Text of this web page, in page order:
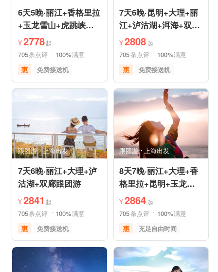
6天5晚·丽江+香格里拉
+玉龙雪山+虎跳峡半
自助游
¥2778起
705条点评 100%满意
惠
免费接送机
休闲游
世界遗产
雪山之旅
美食享受
摄影之旅
跟团游 上海出发
7天6晚·丽江+大理+泸
沽湖+双廊跟团游
¥2841 起
705条点评 100%满意
惠
免费接送机
品质游
世界遗产
美食享受
摄影之旅
自然山水
7天6晚·昆明+大理+丽
江+泸沽湖+洱海+双廊
+圣托里尼跟团游
¥2808 起
705条点评 100%满意
惠
免费接送机
品质游
世界遗产
美食享受
自然山水
摄影之旅
跟团游 上海出发
8天7晚·丽江+大理+香
格里拉+昆明+玉龙雪
山半自助游
¥2864 起
705条点评 100%满意
惠
充足自由时间
免费接送机
品质游
世界遗产
雪山之旅
森林草原